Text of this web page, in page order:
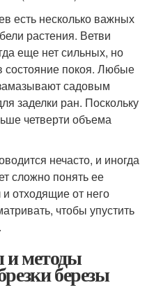
есть несколько важных
растения. Ветви
еще нет сильных, но
состояние покоя. Любые
садовым
заделки ран. Поскольку
четверти объема
нечасто, и иногда
сложно понять ее
отходящие от него
чтобы упустить
и методы
березы